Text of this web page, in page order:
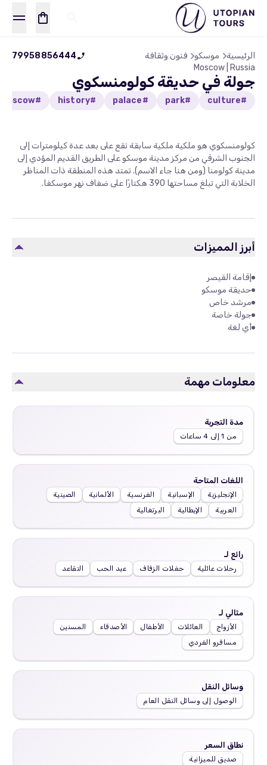
الرئيسية موسكو فنون وثقافة
79958856444
Moscow | Russia
جولة في حديقة كولومنسكوي
#culture
#park
#palace
#history
#moscow
كولومنسكوي هو ملكية ملكية سابقة تقع على بعد عدة كيلومترات إلى
الجنوب الشرقي من مركز مدينة موسكو على الطريق القديم المؤدي إلى
مدينة كولومنا (ومن هنا جاء الاسم). تمتد هذه المنطقة ذات المناظر
الخلابة التي تبلغ مساحتها 390 هكتارًا على ضفاف نهر موسكفا.
أبرز المميزات
إقامة القيصر
حديقة موسكو
مرشد خاص
جولة خاصة
أي لغة
معلومات مهمة
مدة التجربة
من 1 إلى 4 ساعات
اللغات المتاحة
الإنجليزية الإسبانية الفرنسية الألمانية
الصينية
العربية
الإيطالية البرتغالية
رائع لـ
رحلات عائلية حفلات الزفاف عيد الحب التقاعد
مثالي لـ
الأزواج العائلات الأطفال الأصدقاء
المسنين
مسافرو الفردي
وسائل النقل
الوصول إلى وسائل النقل العام
نطاق السعر
صديق للميزانية